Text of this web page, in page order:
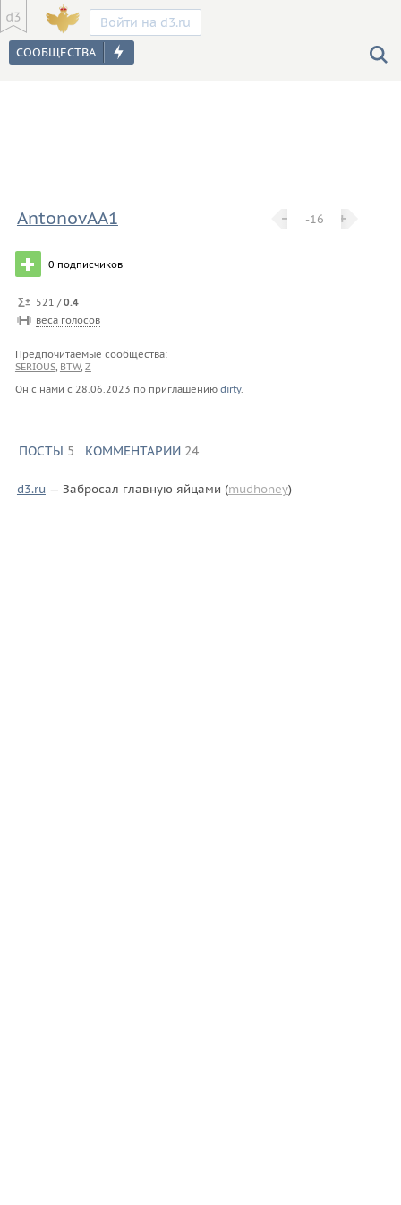
Войти на d3.ru
− -16 +
AntonovAA1
0 подписчиков
521 /0.4
веса голосов
Предпочитаемые сообщества:
SERIOUS, BTW, Z
Он с нами с 28.06.2023 по приглашению dirty.
ПОСТЫ 5 КОММЕНТАРИИ 24
d3.ru — Забросал главную яйцами (mudhoney)